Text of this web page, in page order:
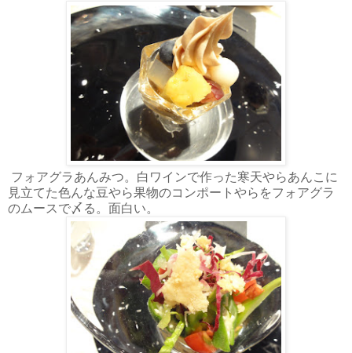
フォアグラあんみつ。白ワインで作った寒天やらあんこに
見立てた色んな豆やら果物のコンポートやらをフォアグラ
のムースで〆る。面白い。